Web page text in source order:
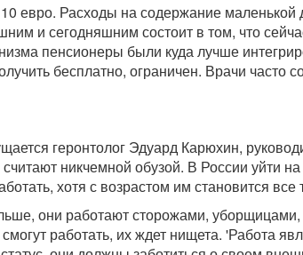
евро. Расходы на содержание
и сегодняшним состоит в том, что
пенсионеры были куда лучше
бесплатно, ограничен. Врачи часто
геронтолог Эдуард Карюхин,
никчемной обузой. В России уйти на
хотя с возрастом им становится все
они работают сторожами,
работать, их ждет нищета. 'Работа